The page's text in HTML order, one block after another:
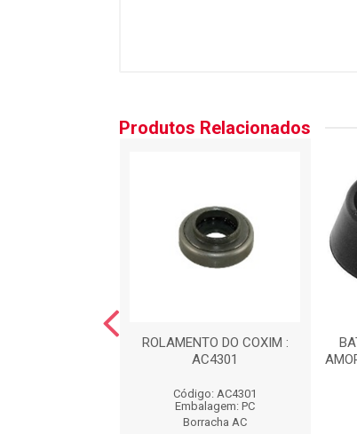
Produtos Relacionados
ROLAMENTO DO COXIM :
AC4301
Código: AC4301
Embalagem: PC
Borracha AC